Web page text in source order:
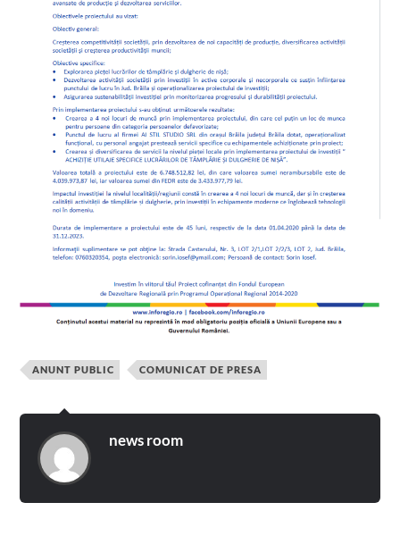
ANUNT PUBLIC COMUNICAT DE PRESA
news room